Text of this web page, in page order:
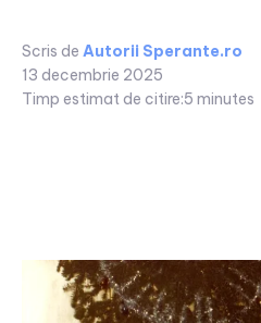
Scris de Autorii Sperante.ro
13 decembrie 2025
Timp estimat de citire:5 minutes